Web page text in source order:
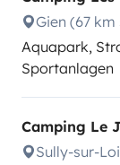
Gien (67
Aquapark,
Sportanlagen
Camping Le
Sully-sur-